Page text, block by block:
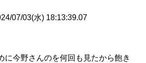
07/03(水) 18:13:39.07
に今野さんのを何回も見たから飽き